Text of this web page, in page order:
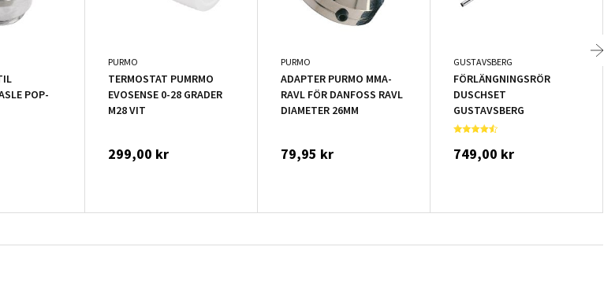
POP-
PURMO
TERMOSTAT PUMRMO
EVOSENSE 0-28 GRADER
M28 VIT
299,00 kr
PURMO
ADAPTER PURMO MMA-
RAVL FÖR DANFOSS RAVL
DIAMETER 26MM
79,95 kr
GUSTAVSBERG
FÖRLÄNGNINGSRÖR
DUSCHSET
GUSTAVSBERG
749,00 kr